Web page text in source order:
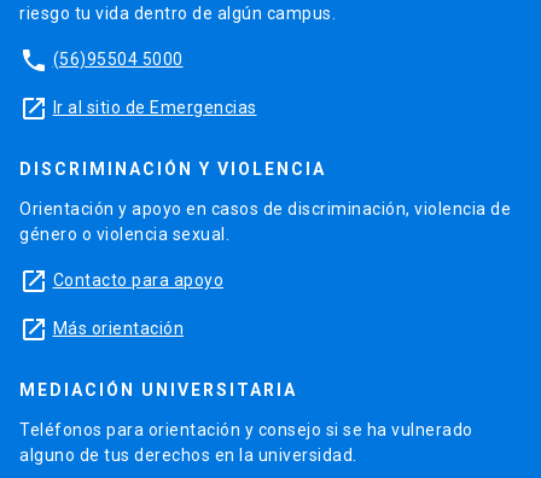
riesgo tu vida dentro de algún campus.
phone (56)95504 5000
launch Ir al sitio de Emergencias
DISCRIMINACIÓN Y VIOLENCIA
Orientación y apoyo en casos de discriminación, violencia de
género o violencia sexual.
launch Contacto para apoyo
launch Más orientación
MEDIACIÓN UNIVERSITARIA
Teléfonos para orientación y consejo si se ha vulnerado
alguno de tus derechos en la universidad.